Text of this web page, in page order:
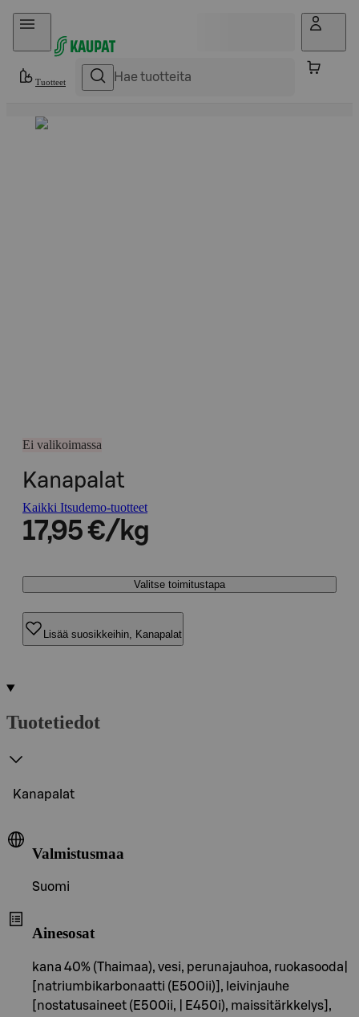
Hyppää sisältöön
Tuotteet
Ei valikoimassa
Kanapalat
Kaikki Itsudemo-tuotteet
17,95 €/kg
Valitse toimitustapa
Lisää suosikkeihin, Kanapalat
Tuotetiedot
Kanapalat
Valmistusmaa
Suomi
Ainesosat
kana 40% (Thaimaa), vesi, perunajauhoa, ruokasooda|
[natriumbikarbonaatti (E500ii)], leivinjauhe
[nostatusaineet (E500ii, | E450i), maissitärkkelys],